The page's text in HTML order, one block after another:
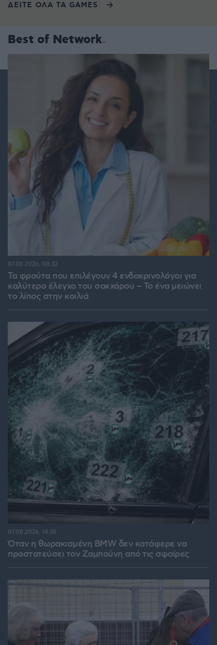
ΔΕΙΤΕ ΟΛΑ ΤΑ GAMES
Best of Network
Τα φρούτα που επιλέγουν 4 ενδοκρινολόγοι για
καλύτερο έλεγχο του σακχάρου – Το ένα μειώνει
το λίπος στην κοιλιά
07.08.2026, 08:32
Όταν η θωρακισμένη BMW δεν κατάφερε να
προστατεύσει τον Ζαμπούνη από τις σφαίρες
07.08.2026, 14:35